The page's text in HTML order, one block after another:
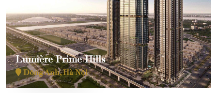
Lumière Prime Hills
Đông Anh, Hà Nội